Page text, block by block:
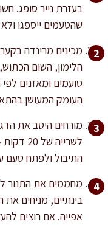
בעזרת נייר סופג.
שהטעמים ייספגו
מכינים מרינדה
הלימון, השום
טועמים ומאזנים
העומק המעושן
מורחים היטב את
התיבול ולפתח טעם
בינתיים, מניחים את
אפייה. אם רוצים